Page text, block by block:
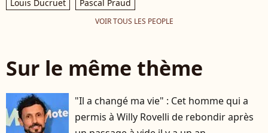
Louis Ducruet Pascal Praud
VOIR TOUS LES PEOPLE
Sur le même thème
"Il a changé ma vie" : Cet homme qui a
permis à Willy Rovelli de rebondir après